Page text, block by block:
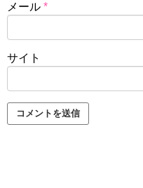
メール *
サイト